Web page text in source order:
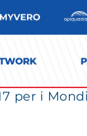
per i